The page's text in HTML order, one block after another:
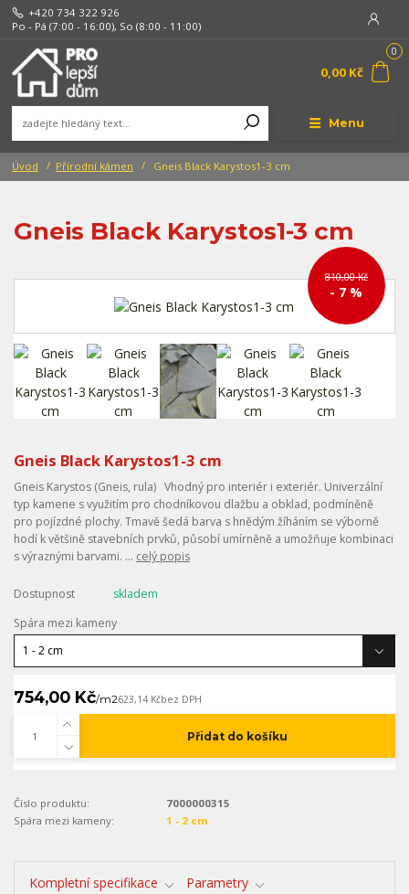
Menu
+420 734 322 926
Po - Pá (7:00 - 16:00), So (8:00 - 11:00)
0
0,00 Kč
Úvod Přírodní kámen Gneis Black Karystos1-3 cm
Gneis Black Karystos1-3 cm
810,00 Kč
- 7 %
Gneis Black Karystos1-3 cm
Gneis Karystos (Gneis, rula) Vhodný pro interiér i exteriér. Univerzální
typ kamene s využitím pro chodníkovou dlažbu a obklad, podmíněně
pro pojízdné plochy. Tmavě šedá barva s hnědým žíháním se výborně
hodí k většině stavebních prvků, působí umírněně a umožňuje kombinaci
s výraznými barvami. ... celý popis
Dostupnost
skladem
Spára mezi kameny
754,00 Kč/m2623,14 Kčbez DPH
Přidat do košíku
Číslo produktu:
7000000315
Spára mezi kameny:
1 - 2 cm
Kompletní specifikace
Parametry